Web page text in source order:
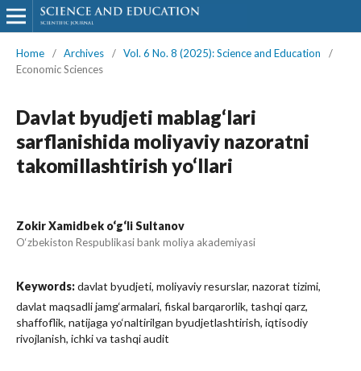
Home / Archives / Vol. 6 No. 8 (2025): Science and Education
/
Economic Sciences
Davlat byudjeti mablag‘lari
sarflanishida moliyaviy nazoratni
takomillashtirish yo‘llari
Zokir Xamidbek o‘g‘li Sultanov
O‘zbekiston Respublikasi bank moliya akademiyasi
Keywords:davlat byudjeti, moliyaviy resurslar, nazorat tizimi,
davlat maqsadli jamg‘armalari, fiskal barqarorlik, tashqi qarz,
shaffoflik, natijaga yo‘naltirilgan byudjetlashtirish, iqtisodiy
rivojlanish, ichki va tashqi audit